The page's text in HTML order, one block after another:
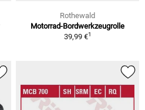
Rothewald
Motorrad-Bordwerkzeugrolle
39,99 €1